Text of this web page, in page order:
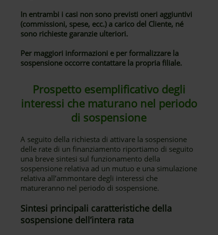
In entrambi i casi non sono previsti oneri aggiuntivi
(commissioni, spese, ecc.) a carico del Cliente, né
sono richieste garanzie ulteriori.
Per maggiori informazioni e per formalizzare la
sospensione occorre contattare la propria filiale.
Prospetto esemplificativo degli
interessi che maturano nel periodo
di sospensione
A seguito della richiesta di attivare la sospensione
delle rate di un finanziamento riportiamo di seguito
una breve sintesi sul funzionamento della
sospensione relativa ad un mutuo e una simulazione
relativa all’ammontare degli interessi che
matureranno nel periodo di sospensione.
Sintesi principali caratteristiche della
sospensione dell’intera rata